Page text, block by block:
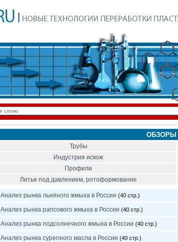
ОБЗОРЫ
Трубы
Индустрия искож
Профили
Литье под давлением, ротоформование
Анализ рынка льняного жмыха в России (40 стр.)
Анализ рынка рапсового жмыха в России (40 стр.)
Анализ рынка подсолнечного жмыха в России (40 стр.)
Анализ рынка сурепного масла в России (40 стр.)